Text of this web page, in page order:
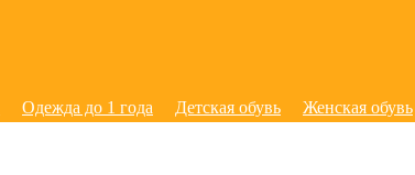
Одежда до 1 года Детская обувь Женская обувь